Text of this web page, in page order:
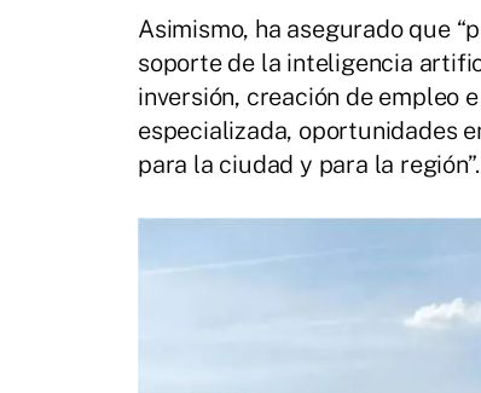
Asimismo, ha asegurado que
soporte de la inteligencia
inversión, creación de empleo
especializada, oportunidades
para la ciudad y para la región”.